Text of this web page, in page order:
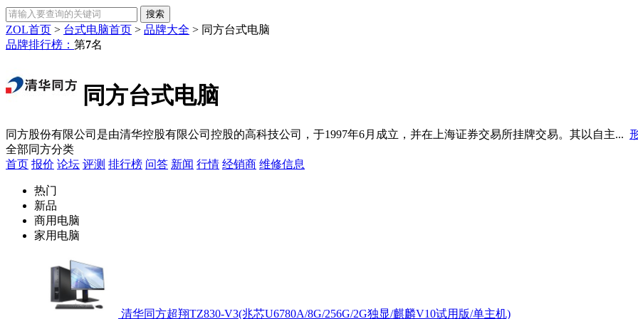
ZOL首页 > 台式电脑首页 > 品牌大全 > 同方台式电脑
品牌排行榜： 第7名
同方台式电脑
同方股份有限公司是由清华控股有限公司控股的高科技公司，于1997年6月成立，并在上海证券交易所挂牌交易。其以自主...
全部同方分类
首页 报价 论坛 评测 排行榜 问答 新闻 行情 经销商 维修信息
热门
新品
商用电脑
家用电脑
清华同方超翔TZ830-V3(兆芯U6780A/8G/256G/2G独显/麒麟V10试用版/单主机)